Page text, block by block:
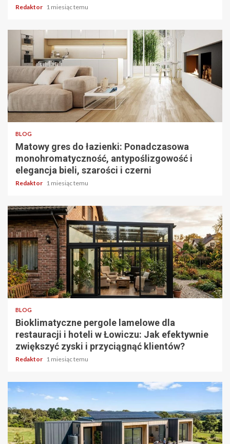
Redaktor 1 miesiąc temu
3 min odczytu
BLOG
Matowy gres do łazienki: Ponadczasowa
monohromatyczność, antypoślizgowość i
elegancja bieli, szarości i czerni
Redaktor 1 miesiąc temu
4 min odczytu
BLOG
Bioklimatyczne pergole lamelowe dla
restauracji i hoteli w Łowiczu: Jak efektywnie
zwiększyć zyski i przyciągnąć klientów?
Redaktor 1 miesiąc temu